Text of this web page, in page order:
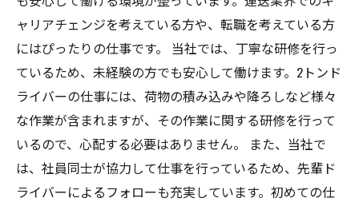
ャリアチェンジを考えている方や、転職を考えている方
にはぴったりの仕事です。 当社では、丁寧な研修を行っ
ているため、未経験の方でも安心して働けます。2トンド
ライバーの仕事には、荷物の積み込みや降ろしなど様々
な作業が含まれますが、その作業に関する研修を行って
いるので、心配する必要はありません。 また、当社で
は、社員同士が協力して仕事を行っているため、先輩ド
ライバーによるフォローも充実しています。初めての仕